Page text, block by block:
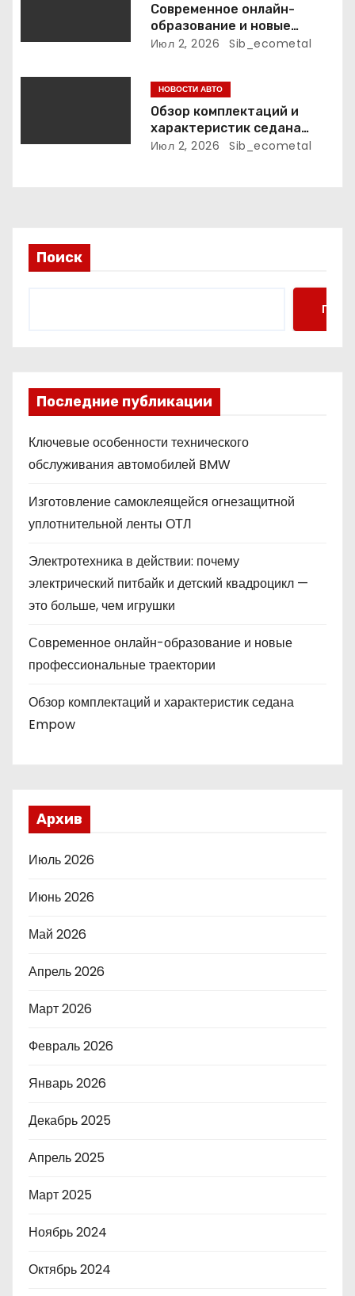
м
Современное онлайн-
образование и новые
профессиональные
Июл 2, 2026 Sib_ecometal
НОВОСТИ АВТО
Обзор комплектаций и
характеристик седана
Empow
Июл 2, 2026 Sib_ecometal
Поиск
Поиск
Последние публикации
Ключевые особенности технического
обслуживания автомобилей BMW
Изготовление самоклеящейся огнезащитной
уплотнительной ленты ОТЛ
Электротехника в действии: почему
электрический питбайк и детский квадроцикл —
это больше, чем игрушки
Современное онлайн-образование и новые
профессиональные траектории
Обзор комплектаций и характеристик седана
Empow
Архив
Июль 2026
Июнь 2026
Май 2026
Апрель 2026
Март 2026
Февраль 2026
Январь 2026
Декабрь 2025
Апрель 2025
Март 2025
Ноябрь 2024
Октябрь 2024